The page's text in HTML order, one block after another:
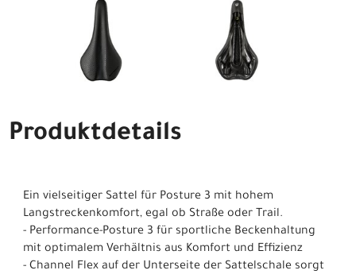
Produktdetails
Ein vielseitiger Sattel für Posture 3 mit hohem
Langstreckenkomfort, egal ob Straße oder Trail.
- Performance-Posture 3 für sportliche Beckenhaltung
mit optimalem Verhältnis aus Komfort und Effizienz
- Channel Flex auf der Unterseite der Sattelschale sorgt